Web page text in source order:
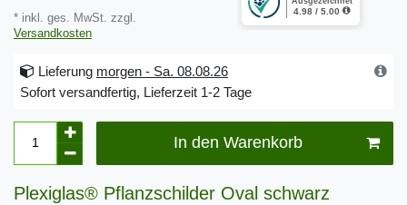
* inkl. ges. MwSt. zzgl.
Versandkosten
Lieferung morgen - Sa. 08.08.26
Sofort versandfertig, Lieferzeit 1-2 Tage
In den Warenkorb
Plexiglas® Pflanzschilder Oval schwarz